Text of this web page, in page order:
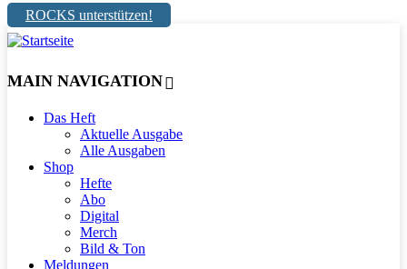
ROCKS unterstützen!
MAIN NAVIGATION
Das Heft
Aktuelle Ausgabe
Alle Ausgaben
Shop
Hefte
Abo
Digital
Merch
Bild & Ton
Meldungen